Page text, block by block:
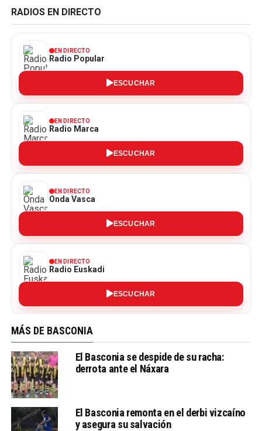
RADIOS EN DIRECTO
EN DIRECTO
Radio Popular
ESCUCHAR
EN DIRECTO
Radio Marca
ESCUCHAR
EN DIRECTO
Onda Vasca
ESCUCHAR
EN DIRECTO
Radio Euskadi
ESCUCHAR
MÁS DE BASCONIA
El Basconia se despide de su racha:
derrota ante el Náxara
El Basconia remonta en el derbi vizcaíno
y asegura su salvación